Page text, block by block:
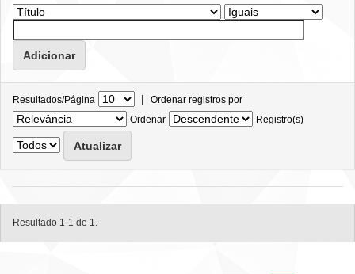
Resultados/Página | Ordenar registros por
Ordenar
Registro(s)
Resultado 1-1 de 1.